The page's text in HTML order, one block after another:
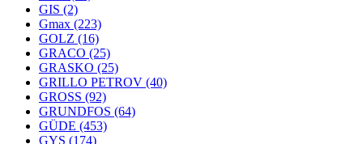
GIS (2)
Gmax (223)
GOLZ (16)
GRACO (25)
GRASKO (25)
GRILLO PETROV (40)
GROSS (92)
GRUNDFOS (64)
GÜDE (453)
GYS (174)